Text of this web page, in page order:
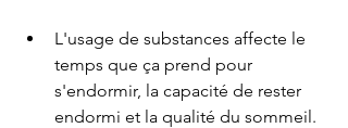
L'usage de substances affecte le
temps que ça prend pour
s'endormir, la capacité de rester
endormi et la qualité du sommeil.